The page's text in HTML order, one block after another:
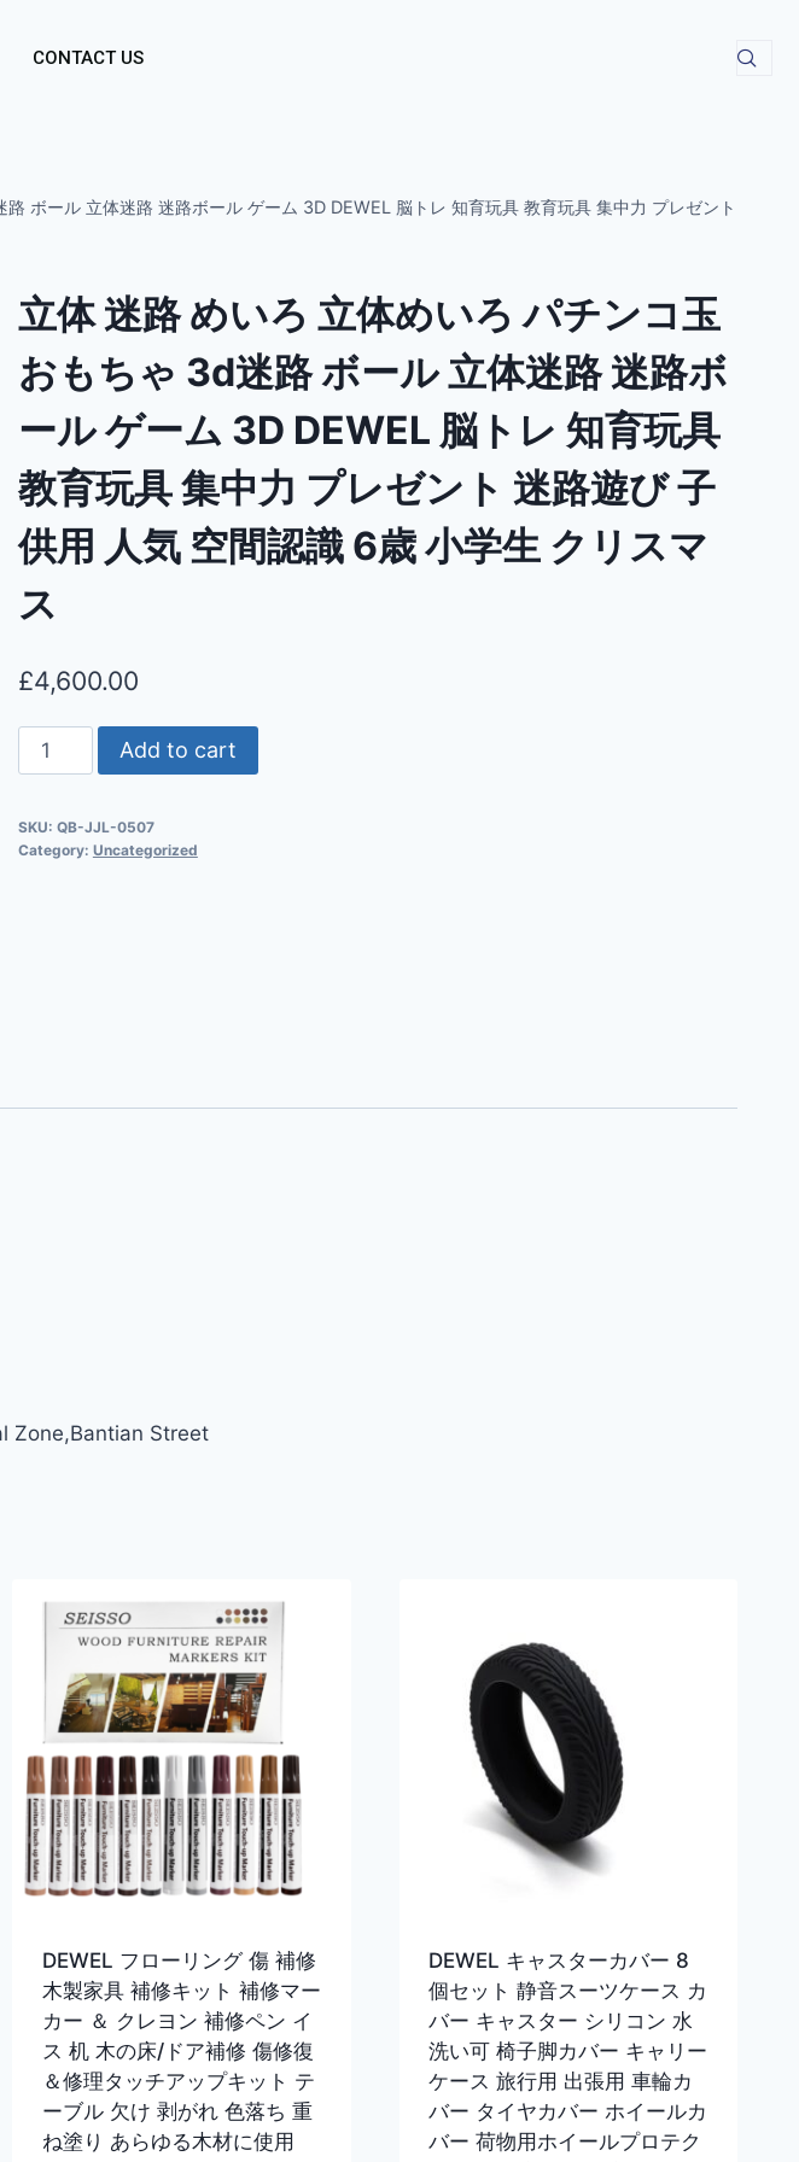
CONTACT US
ボール 立体迷路 迷路ボール ゲーム 3D DEWEL 脳トレ 知育玩具 教育玩具 集中力 プレゼント
立体 迷路 めいろ 立体めいろ パチンコ玉
おもちゃ 3d迷路 ボール 立体迷路 迷路ボ
ール ゲーム 3D DEWEL 脳トレ 知育玩具
教育玩具 集中力 プレゼント 迷路遊び 子
供用 人気 空間認識 6歳 小学生 クリスマ
ス
£4,600.00
Add to cart
SKU: QB-JJL-0507
Category: Uncategorized
Zone,Bantian Street
DEWEL フローリング 傷 補修
木製家具 補修キット 補修マー
カー ＆ クレヨン 補修ペン イ
ス 机 木の床/ドア補修 傷修復
＆修理タッチアップキット テ
ーブル 欠け 剥がれ 色落ち 重
ね塗り あらゆる木材に使用
DEWEL キャスターカバー 8
個セット 静音スーツケース カ
バー キャスター シリコン 水
洗い可 椅子脚カバー キャリー
ケース 旅行用 出張用 車輪カ
バー タイヤカバー ホイールカ
バー 荷物用ホイールプロテク